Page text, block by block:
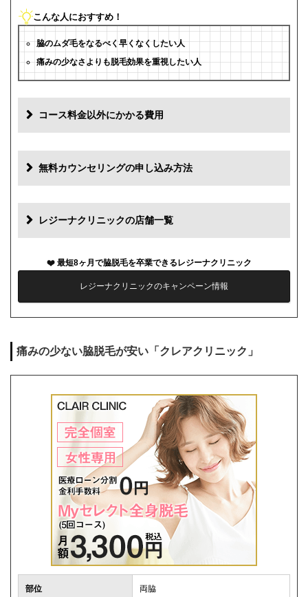
こんな人におすすめ！
脇のムダ毛をなるべく早くなくしたい人
痛みの少なさよりも脱毛効果を重視したい人
コース料金以外にかかる費用
初診料 0円
再診料 0円
薬代 0円
シェービング代 0円
キャンセル料 前日まで無料
無料カウンセリングの申し込み方法
レジーナクリニックの店舗一覧
最短8ヶ月で脇脱毛を卒業できるレジーナクリニック
レジーナクリニックのキャンペーン情報
痛みの少ない脇脱毛が安い「クレアクリニック」
部位 両脇